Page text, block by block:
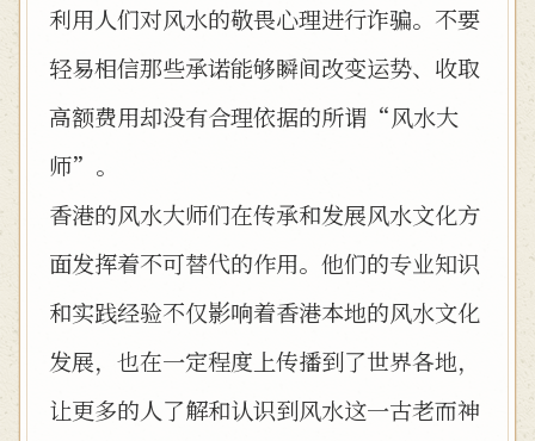
利用人们对风水的敬畏心理进行诈骗。不要
轻易相信那些承诺能够瞬间改变运势、收取
高额费用却没有合理依据的所谓“风水大
师”。
香港的风水大师们在传承和发展风水文化方
面发挥着不可替代的作用。他们的专业知识
和实践经验不仅影响着香港本地的风水文化
发展，也在一定程度上传播到了世界各地，
让更多的人了解和认识到风水这一古老而神